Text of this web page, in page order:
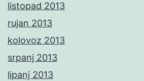
listopad 2013
rujan 2013
kolovoz 2013
srpanj 2013
lipanj 2013